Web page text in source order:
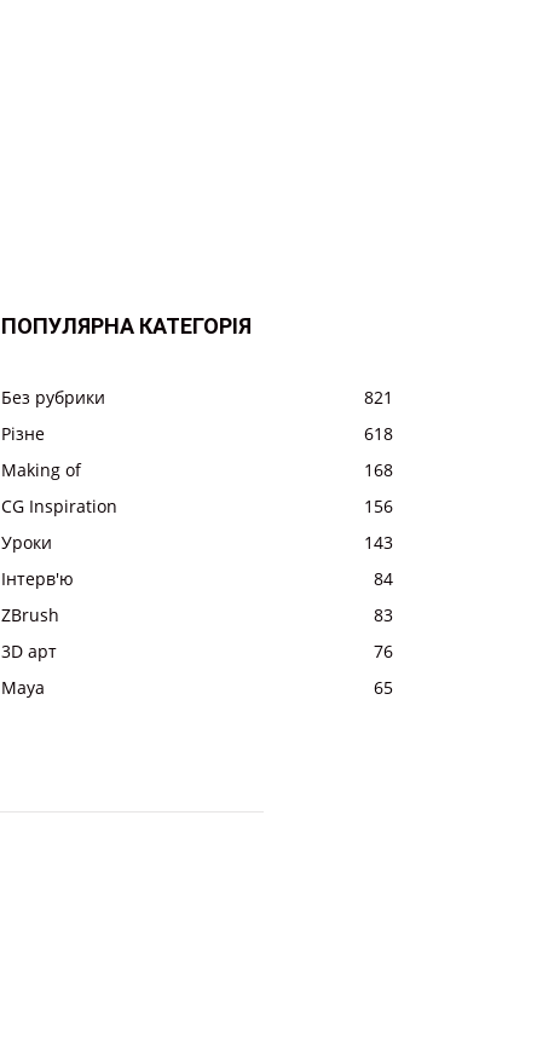
ПОПУЛЯРНА КАТЕГОРІЯ
Без рубрики
821
Різне
618
Making of
168
CG Inspiration
156
Уроки
143
Інтерв'ю
84
ZBrush
83
3D арт
76
Maya
65